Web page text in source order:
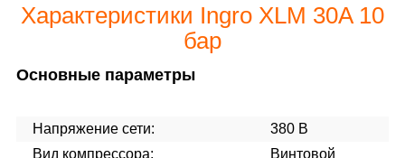
Характеристики Ingro XLM 30A 10
бар
Основные параметры
Напряжение сети:
380 В
Вид компрессора:
Винтовой